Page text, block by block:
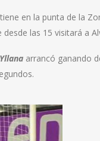
en la punta de la
las 15 visitará a
arrancó ganando